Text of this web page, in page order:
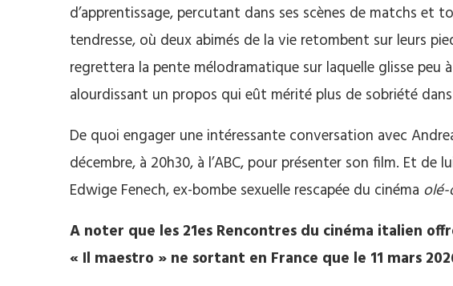
d’apprentissage, percutant dans ses scènes de matchs et
tendresse, où deux abimés de la vie retombent sur leurs
regrettera la pente mélodramatique sur laquelle glisse peu
alourdissant un propos qui eût mérité plus de sobriété
De quoi engager une intéressante conversation avec
décembre, à 20h30, à l’ABC, pour présenter son film. Et
Edwige Fenech, ex-bombe sexuelle rescapée du cinéma
A noter que les 21es Rencontres du cinéma italien
« Il maestro » ne sortant en France que le 11 mars